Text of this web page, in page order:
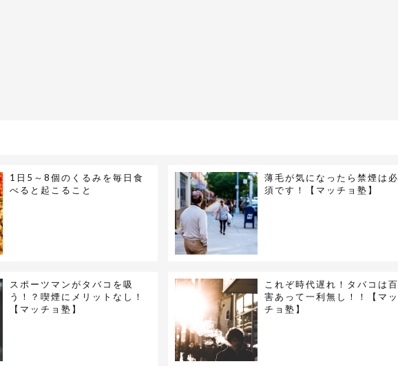
1日5～8個のくるみを毎日食
べると起こること
薄毛が気になったら禁煙は必
須です！【マッチョ塾】
スポーツマンがタバコを吸
う！？喫煙にメリットなし！
【マッチョ塾】
これぞ時代遅れ！タバコは百
害あって一利無し！！【マッ
チョ塾】